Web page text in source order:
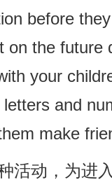
before
on the future
your
and
make
活动，为进